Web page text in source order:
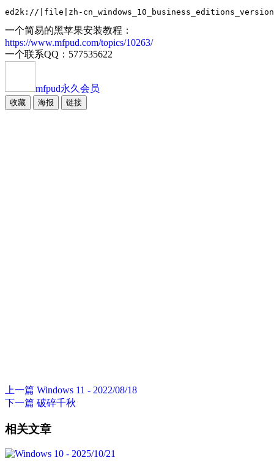
ed2k://|file|zh-
一个简易的黑苹果安装教程：
https://www.mfpud.com/topics/10263/
一个联系QQ：577535622
mfpud永久会员
收藏 海报 链接
上一篇 Windows 11 - 2022/08/18
下一篇 破碎千秋
相关文章